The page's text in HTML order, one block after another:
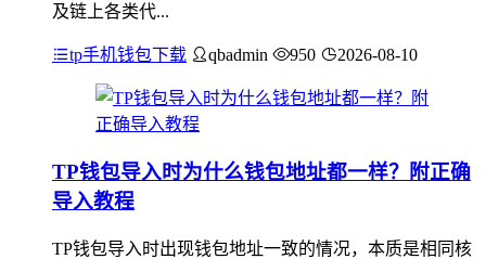
及链上各类代...
tp手机钱包下载 qbadmin 950 2026-08-10
TP钱包导入时为什么钱包地址都一样？附正确
导入教程
TP钱包导入时出现钱包地址一致的情况，本质是相同核